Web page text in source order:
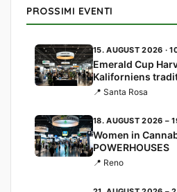
PROSSIMI EVENTI
15. AUGUST 2026 ·
Emerald Cup
Kaliforniens
Cannabis-Cup
📍 Santa Rosa
18. AUGUST 2026 –
Women in
POWERHOUSES
📍 Reno